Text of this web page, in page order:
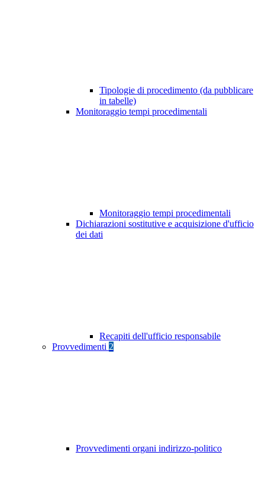
Tipologie di procedimento (da pubblicare
in tabelle)
Monitoraggio tempi procedimentali
Monitoraggio tempi procedimentali
Dichiarazioni sostitutive e acquisizione d'ufficio
dei dati
Recapiti dell'ufficio responsabile
Provvedimenti 2
Provvedimenti organi indirizzo-politico